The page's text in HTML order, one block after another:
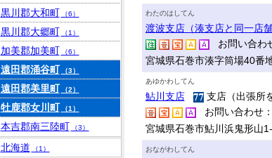
わたのはしてん
渡波支店（湊支店と同一店舗
お問い合わ
宮城県石巻市湊字筒場40番
あゆかわしてん
鮎川支店
支店（出張所
お問い合わせ
宮城県石巻市鮎川浜鬼形山
おながわしてん
黒川郡大和町 （6）
黒川郡大郷町 （1）
加美郡加美町 （6）
遠田郡涌谷町 （3）
遠田郡美里町 （2）
牡鹿郡女川町 （1）
本吉郡南三陸町 （3）
北海道 （1）